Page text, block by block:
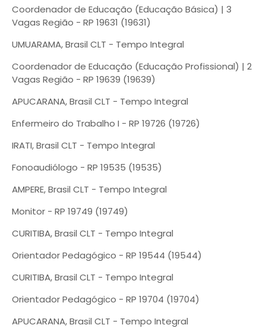
Coordenador de Educação (Educação Básica) | 3
Vagas Região - RP 19631 (19631)
UMUARAMA, Brasil CLT - Tempo Integral
Coordenador de Educação (Educação Profissional) | 2
Vagas Região - RP 19639 (19639)
APUCARANA, Brasil CLT - Tempo Integral
Enfermeiro do Trabalho I - RP 19726 (19726)
IRATI, Brasil CLT - Tempo Integral
Fonoaudiólogo - RP 19535 (19535)
AMPERE, Brasil CLT - Tempo Integral
Monitor - RP 19749 (19749)
CURITIBA, Brasil CLT - Tempo Integral
Orientador Pedagógico - RP 19544 (19544)
CURITIBA, Brasil CLT - Tempo Integral
Orientador Pedagógico - RP 19704 (19704)
APUCARANA, Brasil CLT - Tempo Integral